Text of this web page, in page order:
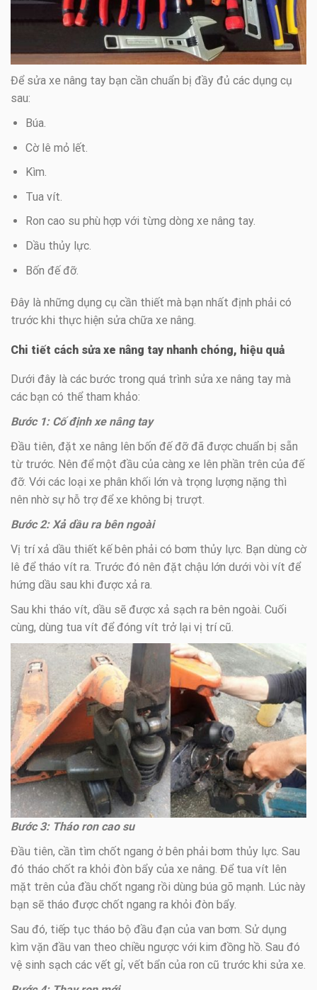
Để sửa xe nâng tay bạn cần chuẩn bị đầy đủ các dụng cụ
sau:
Búa.
Cờ lê mỏ lết.
Kìm.
Tua vít.
Ron cao su phù hợp với từng dòng xe nâng tay.
Dầu thủy lực.
Bốn đế đỡ.
Đây là những dụng cụ cần thiết mà bạn nhất định phải có
trước khi thực hiện sửa chữa xe nâng.
Chi tiết cách sửa xe nâng tay nhanh chóng, hiệu quả
Dưới đây là các bước trong quá trình sửa xe nâng tay mà
các bạn có thể tham khảo:
Bước 1: Cố định xe nâng tay
Đầu tiên, đặt xe nâng lên bốn đế đỡ đã được chuẩn bị sẵn
từ trước. Nên để một đầu của càng xe lên phần trên của đế
đỡ. Với các loại xe phân khối lớn và trọng lượng nặng thì
nên nhờ sự hỗ trợ để xe không bị trượt.
Bước 2: Xả dầu ra bên ngoài
Vị trí xả dầu thiết kế bên phải có bơm thủy lực. Bạn dùng cờ
lê để tháo vít ra. Trước đó nên đặt chậu lớn dưới vòi vít để
hứng dầu sau khi được xả ra.
Sau khi tháo vít, dầu sẽ được xả sạch ra bên ngoài. Cuối
cùng, dùng tua vít để đóng vít trở lại vị trí cũ.
Bước 3: Tháo ron cao su
Đầu tiên, cần tìm chốt ngang ở bên phải bơm thủy lực. Sau
đó tháo chốt ra khỏi đòn bẩy của xe nâng. Để tua vít lên
mặt trên của đầu chốt ngang rồi dùng búa gõ mạnh. Lúc này
bạn sẽ tháo được chốt ngang ra khỏi đòn bẩy.
Sau đó, tiếp tục tháo bộ đầu đạn của van bơm. Sử dụng
kìm vặn đầu van theo chiều ngược với kim đồng hồ. Sau đó
vệ sinh sạch các vết gỉ, vết bẩn của ron cũ trước khi sửa xe.